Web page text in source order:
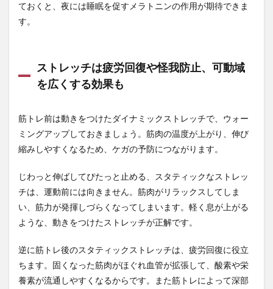
ておくと、夜には睡眠を促すメラトニンの作用が期待できま
す。
ストレッチは疲労回復や怪我防止、可動域
を広くする効果も
筋トレ前は動きをつけたダイナミックストレッチで、ウォー
ミングアップしておきましょう。筋肉の温度が上がり、伸び
縮みしやすくなるため、ケガの予防につながります。
じわっと伸ばしてぴたっと止める、スタティックなストレッ
チは、運動前には向きません。筋肉がリラックスしてしま
い、筋力が発揮しづらくなってしまいます。軽く息が上がる
ような、動きをつけたストレッチが正解です。
逆に筋トレ後のスタティックストレッチは、疲労回復に役立
ちます。固くなった筋肉がほぐれ血管が拡張して、酸素や栄
養素が流通しやすくなるからです。また筋トレによって深部